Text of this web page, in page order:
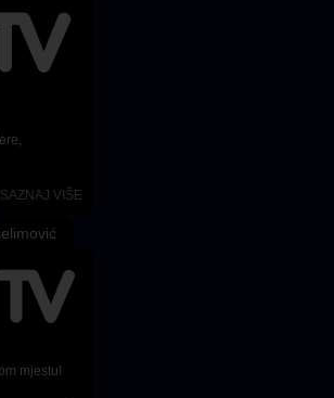
SAZNAJ VIŠE
mjestu!